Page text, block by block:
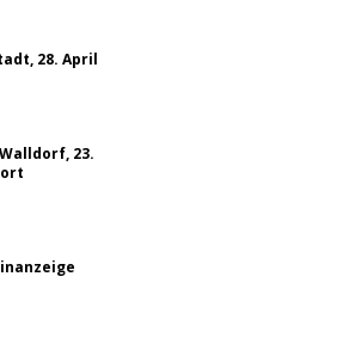
28. April
23.